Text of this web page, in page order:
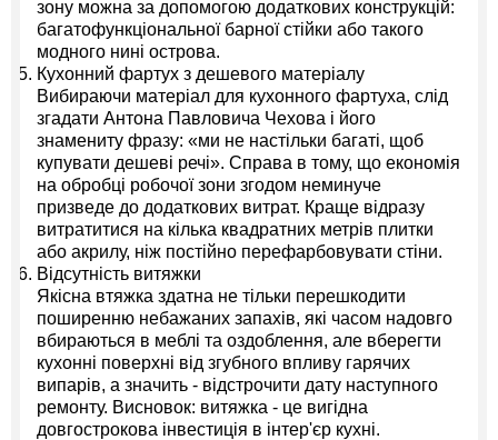
зону можна за допомогою додаткових конструкцій:
багатофункціональної барної стійки або такого
модного нині острова.
Кухонний фартух з дешевого матеріалу
Вибираючи матеріал для кухонного фартуха, слід
згадати Антона Павловича Чехова і його
знамениту фразу: «ми не настільки багаті, щоб
купувати дешеві речі». Справа в тому, що економія
на обробці робочої зони згодом неминуче
призведе до додаткових витрат. Краще відразу
витратитися на кілька квадратних метрів плитки
або акрилу, ніж постійно перефарбовувати стіни.
Відсутність витяжки
Якісна втяжка здатна не тільки перешкодити
поширенню небажаних запахів, які часом надовго
вбираються в меблі та оздоблення, але вберегти
кухонні поверхні від згубного впливу гарячих
випарів, а значить - відстрочити дату наступного
ремонту. Висновок: витяжка - це вигідна
довгострокова інвестиція в інтер'єр кухні.